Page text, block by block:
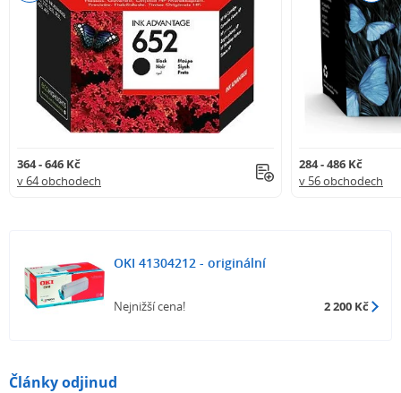
364 - 646 Kč
v 64 obchodech
284 - 486 Kč
v 56 obchodech
OKI 41304212 - originální
Nejnižší cena! 2 200 Kč
Články odjinud